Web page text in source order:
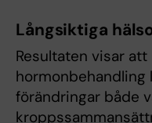
Långsiktiga
Resultaten visar att
hormonbehandling
förändringar både